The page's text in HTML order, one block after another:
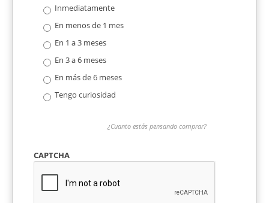
Inmediatamente
En menos de 1 mes
En 1 a 3 meses
En 3 a 6 meses
En más de 6 meses
Tengo curiosidad
¿Cuanto estás pensando comprar?
CAPTCHA